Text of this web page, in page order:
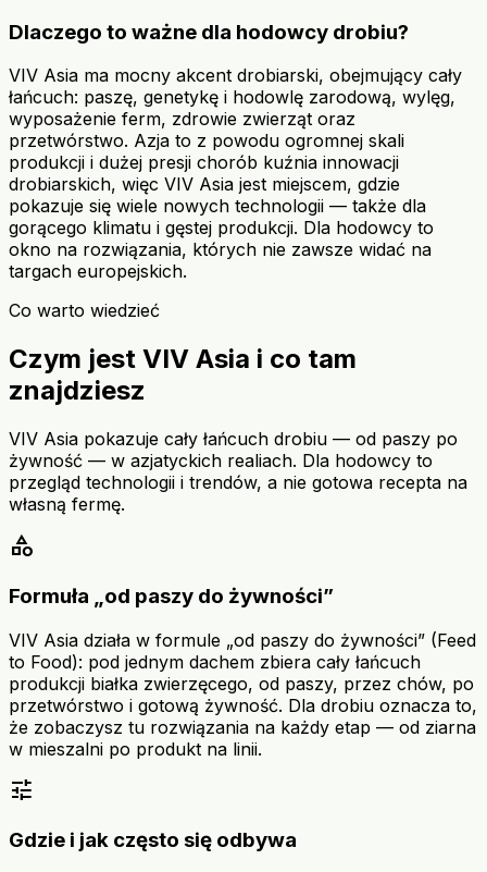
Dlaczego to ważne dla hodowcy drobiu?
VIV Asia ma mocny akcent drobiarski, obejmujący cały
łańcuch: paszę, genetykę i hodowlę zarodową, wylęg,
wyposażenie ferm, zdrowie zwierząt oraz
przetwórstwo. Azja to z powodu ogromnej skali
produkcji i dużej presji chorób kuźnia innowacji
drobiarskich, więc VIV Asia jest miejscem, gdzie
pokazuje się wiele nowych technologii — także dla
gorącego klimatu i gęstej produkcji. Dla hodowcy to
okno na rozwiązania, których nie zawsze widać na
targach europejskich.
Co warto wiedzieć
Czym jest VIV Asia i co tam
znajdziesz
VIV Asia pokazuje cały łańcuch drobiu — od paszy po
żywność — w azjatyckich realiach. Dla hodowcy to
przegląd technologii i trendów, a nie gotowa recepta na
własną fermę.
category
Formuła „od paszy do żywności”
VIV Asia działa w formule „od paszy do żywności” (Feed
to Food): pod jednym dachem zbiera cały łańcuch
produkcji białka zwierzęcego, od paszy, przez chów, po
przetwórstwo i gotową żywność. Dla drobiu oznacza to,
że zobaczysz tu rozwiązania na każdy etap — od ziarna
w mieszalni po produkt na linii.
tune
Gdzie i jak często się odbywa